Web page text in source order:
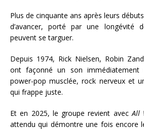
Plus de cinquante ans après leurs
d’avancer, porté par une longévité
peuvent se targuer.
Depuis 1974, Rick Nielsen, Robin
ont façonné un son immédiatement
power-pop musclée, rock nerveux et
qui frappe juste.
Et en 2025, le groupe revient avecAll
attendu qui démontre une fois encore